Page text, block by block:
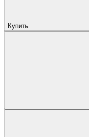
Купить